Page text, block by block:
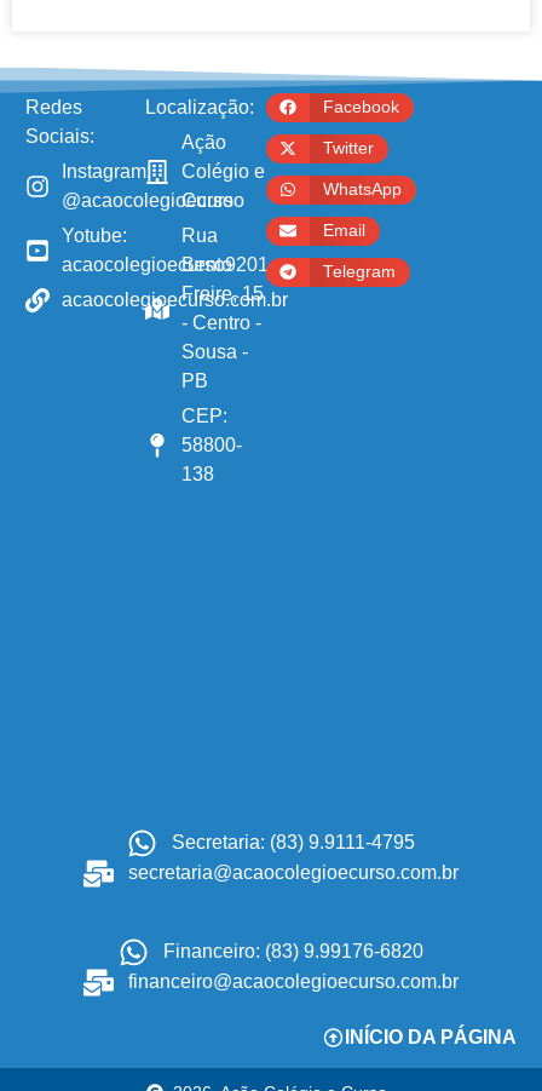
Redes
Sociais:
Instagram:
@acaocolegioecurso
Yotube:
acaocolegioecurso9201
acaocolegioecurso.com.br
Localização:
Ação
Colégio e
Curso
Rua
Bento
Freire, 15
- Centro -
Sousa -
PB
CEP:
58800-
138
Facebook
Twitter
WhatsApp
Email
Telegram
Secretaria: (83) 9.9111-4795
secretaria@acaocolegioecurso.com.br
Financeiro: (83) 9.99176-6820
financeiro@acaocolegioecurso.com.br
INÍCIO DA PÁGINA